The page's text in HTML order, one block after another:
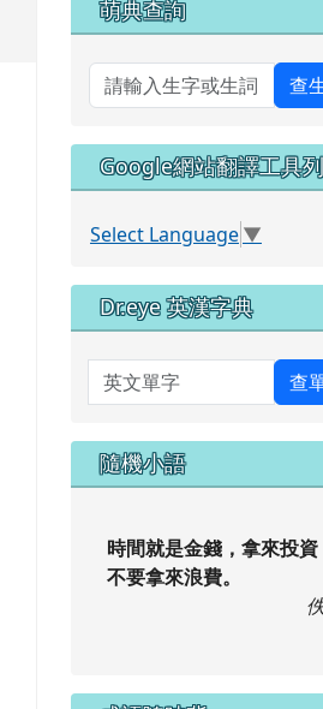
萌典查詢
查
Google網站翻譯工具列
Select Language▼
Dr.eye 英漢字典
英文單字 查
隨機小語
時間就是金錢，拿來投資
不要拿來浪費。